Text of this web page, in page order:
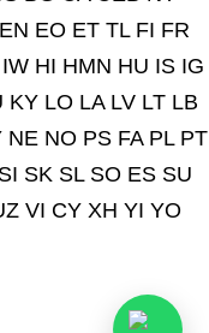
EN EO ET TL FI FR
IW HI HMN HU IS IG
KY LO LA LV LT LB
NE NO PS FA PL PT
SI SK SL SO ES SU
VI CY XH YI YO